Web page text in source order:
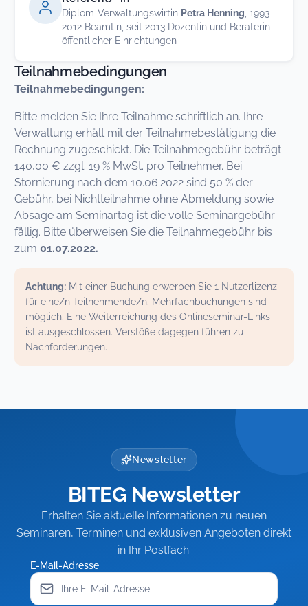
Diplom-Verwaltungswirtin Petra Henning , 1993-
2012 Beamtin, seit 2013 Dozentin und Beraterin
öffentlicher Einrichtungen
Teilnahmebedingungen
Teilnahmebedingungen:
Bitte melden Sie Ihre Teilnahme schriftlich an. Ihre
Verwaltung erhält mit der Teilnahmebestätigung die
Rechnung zugeschickt. Die Teilnahmegebühr beträgt
140,00 € zzgl. 19 % MwSt. pro Teilnehmer. Bei
Stornierung nach dem 10.06.2022 sind 50 % der
Gebühr, bei Nichtteilnahme ohne Abmeldung sowie
Absage am Seminartag ist die volle Seminargebühr
fällig. Bitte überweisen Sie die Teilnahmegebühr bis
zum 01.07.2022.
Achtung: Mit einer Buchung erwerben Sie 1 Nutzerlizenz
für eine/n Teilnehmende/n. Mehrfachbuchungen sind
möglich. Eine Weiterreichung des Onlineseminar-Links
ist ausgeschlossen. Verstöße dagegen führen zu
Nachforderungen.
Newsletter
BITEG Newsletter
Erhalten Sie aktuelle Informationen zu neuen
Seminaren, Terminen und exklusiven Angeboten direkt
in Ihr Postfach.
E-Mail-Adresse